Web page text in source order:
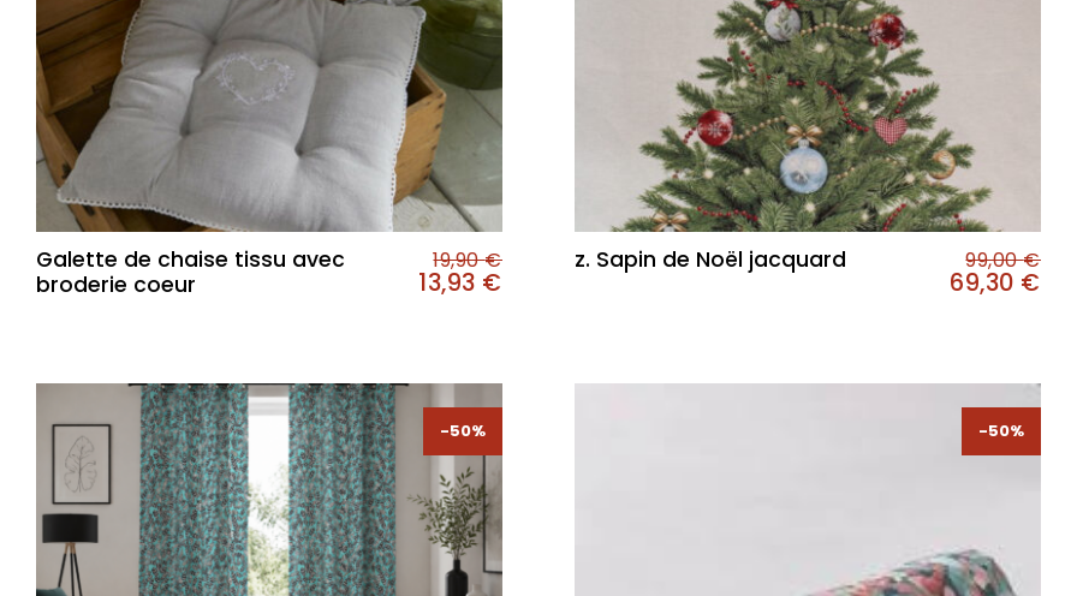
Galette de chaise tissu avec
broderie coeur
19,90€
13,93 €
z. Sapin de Noël jacquard 99,00€
69,30 €
-50%
-50% -50%